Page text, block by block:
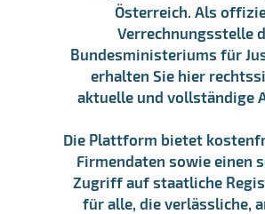
Österreich. Als
Verrechnungsstelle
Bundesministeriums für
erhalten Sie hier
aktuelle und vollständige
Die Plattform bietet
Firmendaten sowie einen
Zugriff auf staatliche
für alle, die verlässliche,